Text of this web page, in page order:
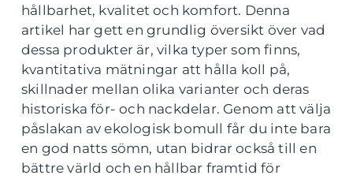
hållbarhet, kvalitet och komfort. Denna
artikel har gett en grundlig översikt över vad
dessa produkter är, vilka typer som finns,
kvantitativa mätningar att hålla koll på,
skillnader mellan olika varianter och deras
historiska för- och nackdelar. Genom att välja
påslakan av ekologisk bomull får du inte bara
en god natts sömn, utan bidrar också till en
bättre värld och en hållbar framtid för